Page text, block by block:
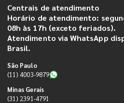
Centrais de atendimento
Horário de atendimento:
08h às 17h (exceto feriados).
Atendimento via WhatsApp
Brasil.
São Paulo
(11) 4003-9879
Minas Gerais
(31) 2391-4791